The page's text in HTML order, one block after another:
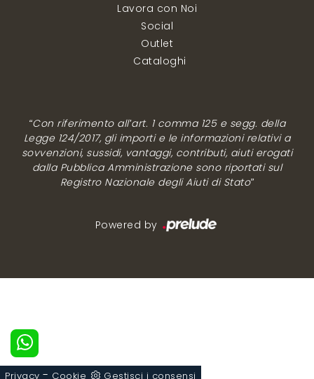
Lavora con Noi
Social
Outlet
Cataloghi
“Con riferimento all’art. 1 comma 125 e segg. della
Legge 124/2017, gli importi e le informazioni relativi a
sovvenzioni, sussidi, vantaggi, contributi, aiuti erogati
dalla Pubblica Amministrazione sono riportati sul
Registro Nazionale degli Aiuti di Stato”
Powered by
Privacy - Cookie Gestisci i consensi